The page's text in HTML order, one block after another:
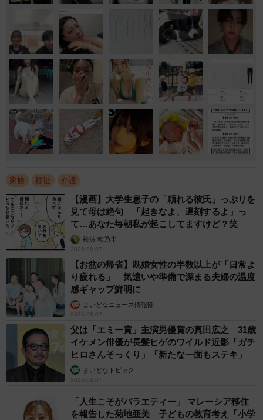
家族 福祉 介護
【漫画】大学生息子の「頼れる彼氏」っぷりを
見て母は絶句 「起きなよ、遅刻するよ」っ
て…あなた毎朝私が起こしてますけど？笑
松波 穂乃圭
2026.08.07
【お盆の帰省】既婚女性の半数以上が「日常よ
り疲れる」 気遣いや準備で深まる夫婦の温度
感ギャップ鮮明に
まいどなニュース情報部
2026.08.07
父は「エミー賞」主演男優賞の真田広之 31歳
イケメン俳優が長髪ヒゲのワイルド近影「ガチ
ヒロさんそっくり」「新たな一面もステキ」
まいどなトピック
2026.08.07
「人生こそがバラエティー」 マレーシア移住
を報告した菊地亜美 子どもの教育考え「小学